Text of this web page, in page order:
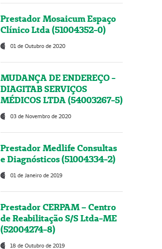
Prestador Mosaicum Espaço
Clínico Ltda (51004352-0)
01 de Outubro de 2020
MUDANÇA DE ENDEREÇO -
DIAGITAB SERVIÇOS
MÉDICOS LTDA (54003267-5)
03 de Novembro de 2020
Prestador Medlife Consultas
e Diagnósticos (51004334-2)
01 de Janeiro de 2019
Prestador CERPAM – Centro
de Reabilitação S/S Ltda-ME
(52004274-8)
18 de Outubro de 2019